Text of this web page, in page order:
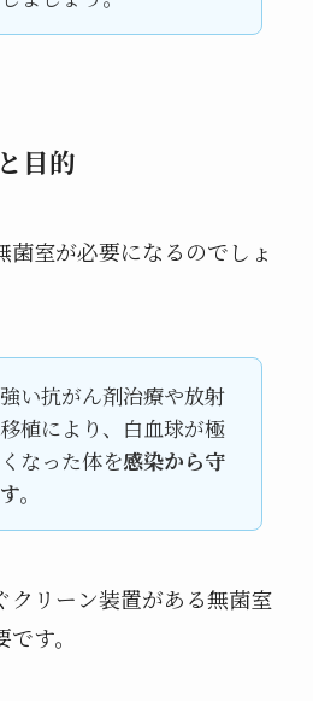
目的
菌室が必要になるのでしょ
い抗がん剤治療や放射
植により、白血球が極
なった体を感染から守
。
クリーン装置がある無菌室
す。